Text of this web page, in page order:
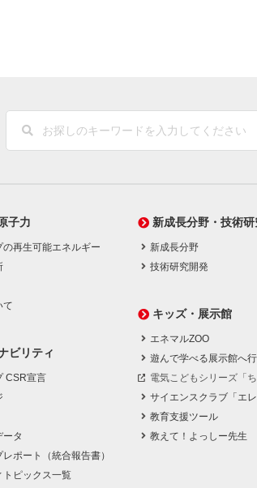
子力
再生可能エネルギー
て
ビリティ
CSR宣言
ータ
ポート（統合報告書）
トピックス一覧
新成長分野・技術
新成長分野
技術研究開発
キッズ・展示館
エネマルZOO
遊んで学べる展示館へ行
電気こどもシリーズ「
サイエンスクラブ「エレ
教育支援ツール
教えて！よっしー先生